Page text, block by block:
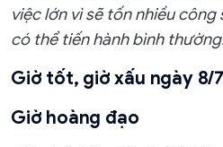
việc lớn vì sẽ tốn nhiều công
có thể tiến hành bình
Giờ tốt, giờ xấu ngày 8/7
Giờ hoàng đạo